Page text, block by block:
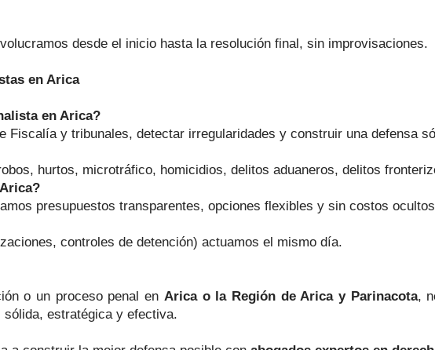
desde el inicio hasta la resolución final, sin improvisaciones.
en Arica
en Arica?
Fiscalía y tribunales, detectar irregularidades y construir una defensa
hurtos, microtráfico, homicidios, delitos aduaneros, delitos
presupuestos transparentes, opciones flexibles y sin costos
controles de detención) actuamos el mismo día.
o un proceso penal en Arica o la Región de Arica y Parinacota,
sólida, estratégica y efectiva.